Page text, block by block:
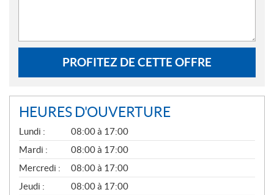
PROFITEZ DE CETTE OFFRE
HEURES D'OUVERTURE
G
É
N
É
R
A
L
Lundi :
08:00 à 17:00
Mardi :
08:00 à 17:00
Mercredi :
08:00 à 17:00
Jeudi :
08:00 à 17:00